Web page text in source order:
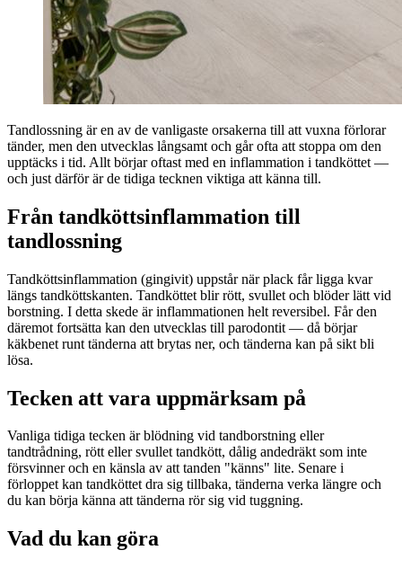
Tandlossning är en av de vanligaste orsakerna till att vuxna förlorar
tänder, men den utvecklas långsamt och går ofta att stoppa om den
upptäcks i tid. Allt börjar oftast med en inflammation i tandköttet —
och just därför är de tidiga tecknen viktiga att känna till.
Från tandköttsinflammation till
tandlossning
Tandköttsinflammation (gingivit) uppstår när plack får ligga kvar
längs tandköttskanten. Tandköttet blir rött, svullet och blöder lätt vid
borstning. I detta skede är inflammationen helt reversibel. Får den
däremot fortsätta kan den utvecklas till parodontit — då börjar
käkbenet runt tänderna att brytas ner, och tänderna kan på sikt bli
lösa.
Tecken att vara uppmärksam på
Vanliga tidiga tecken är blödning vid tandborstning eller
tandtrådning, rött eller svullet tandkött, dålig andedräkt som inte
försvinner och en känsla av att tanden "känns" lite. Senare i
förloppet kan tandköttet dra sig tillbaka, tänderna verka längre och
du kan börja känna att tänderna rör sig vid tuggning.
Vad du kan göra